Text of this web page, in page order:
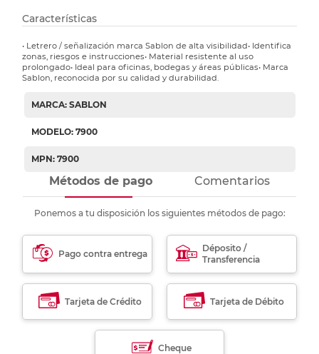
Características
• Letrero / señalización marca Sablon de alta visibilidad• Identifica
zonas, riesgos e instrucciones• Material resistente al uso
prolongado• Ideal para oficinas, bodegas y áreas públicas• Marca
Sablon, reconocida por su calidad y durabilidad.
MARCA: SABLON
MODELO: 7900
MPN: 7900
Métodos de pago Comentarios
Ponemos a tu disposición los siguientes métodos de pago:
Pago contra entrega
Déposito /
Transferencia
Tarjeta de Crédito Tarjeta de Débito
Cheque